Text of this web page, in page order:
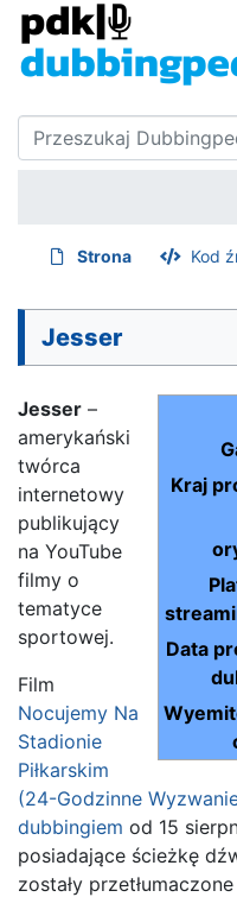
Strona Kod
Jesser
Kraj
Data
Jesser –
amerykański
twórca
internetowy
publikujący
na YouTube
filmy o
tematyce
sportowej.
Film
Nocujemy Na
Stadionie
Piłkarskim
(24-Godzinne
dubbingiem od 15
posiadające ścieżkę
zostały